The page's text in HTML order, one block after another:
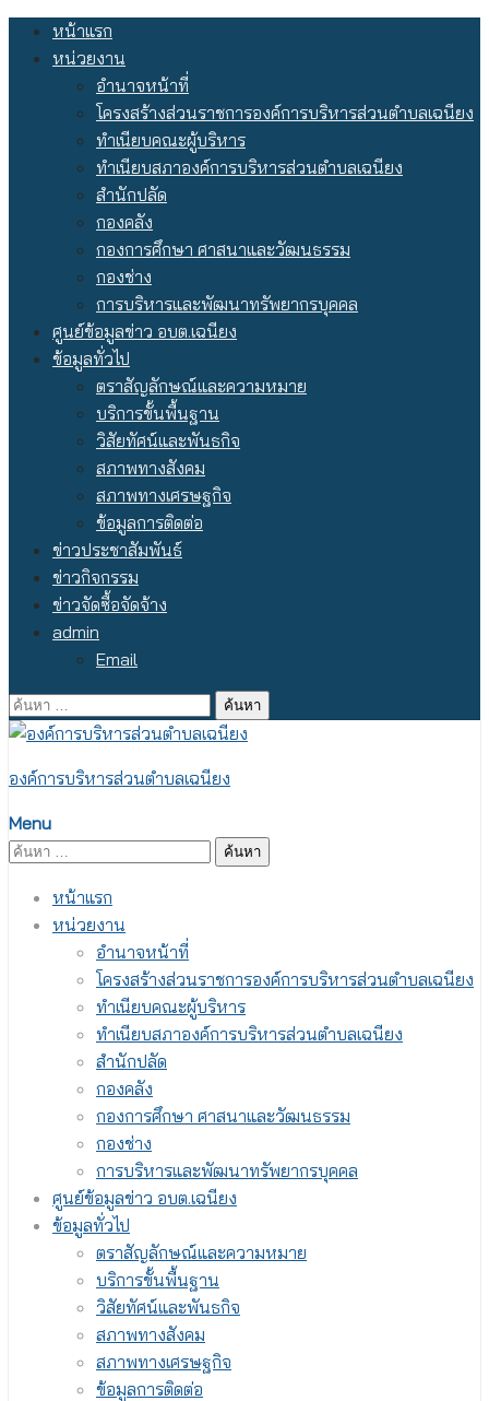
Skip หน้าแรก
หน่วยงาน
อำนาจหน้าที่
โครงสร้างส่วนราชการองค์การบริหารส่วนตำบลเฉนียง
ทำเนียบคณะผู้บริหาร
ทำเนียบสภาองค์การบริหารส่วนตำบลเฉนียง
สำนักปลัด
กองคลัง
กองการศึกษา ศาสนาและวัฒนธรรม
กองช่าง
การบริหารและพัฒนาทรัพยากรบุคคล
ศูนย์ข้อมูลข่าว อบต.เฉนียง
ข้อมูลทั่วไป
ตราสัญลักษณ์และความหมาย
บริการขั้นพื้นฐาน
วิสัยทัศน์และพันธกิจ
สภาพทางสังคม
สภาพทางเศรษฐกิจ
ข้อมูลการติดต่อ
ข่าวประชาสัมพันธ์
ข่าวกิจกรรม
ข่าวจัดซื้อจัดจ้าง
admin
Email
ค้นหา
สำหรับ:
องค์การบริหารส่วนตำบลเฉนียง
Menu
ค้นหา
หน้าแรก
หน่วยงาน
อำนาจหน้าที่
โครงสร้างส่วนราชการองค์การบริหารส่วนตำบลเฉนียง
ทำเนียบคณะผู้บริหาร
ทำเนียบสภาองค์การบริหารส่วนตำบลเฉนียง
สำนักปลัด
กองคลัง
กองการศึกษา ศาสนาและวัฒนธรรม
กองช่าง
การบริหารและพัฒนาทรัพยากรบุคคล
ศูนย์ข้อมูลข่าว อบต.เฉนียง
ข้อมูลทั่วไป
ตราสัญลักษณ์และความหมาย
บริการขั้นพื้นฐาน
วิสัยทัศน์และพันธกิจ
สภาพทางสังคม
สภาพทางเศรษฐกิจ
ข้อมูลการติดต่อ